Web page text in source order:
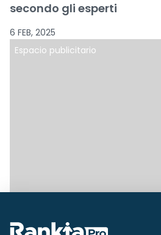
secondo gli esperti
6 FEB, 2025
Espacio publicitario